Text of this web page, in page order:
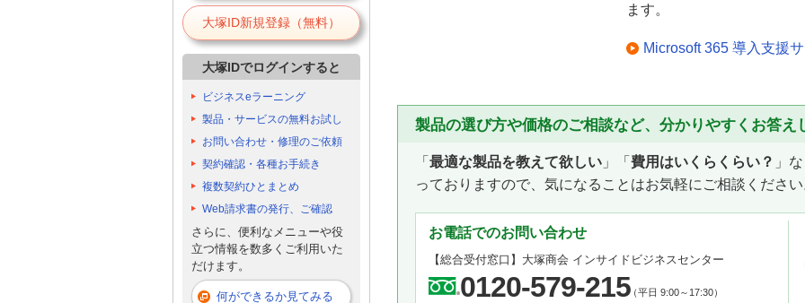
ます。
Microsoft 365 導入支援
製品の選び方や価格のご相談など、分かりやすくお答え
「 最適な製品を教えて欲しい 」「 費用はいくらくらい？ 」
っておりますので、気になることはお気軽にご相談ください
お電話でのお問い合わせ
【総合受付窓口】大塚商会 インサイドビジネスセンター
0120-579-215（平日 9:00～17:30）
大塚ID新規登録（無料）
大塚IDでログインすると
ビジネスeラーニング
製品・サービスの無料お試し
お問い合わせ・修理のご依頼
契約確認・各種お手続き
複数契約ひとまとめ
Web請求書の発行、ご確認
さらに、便利なメニューや役
立つ情報を数多くご利用いた
だけます。
何ができるか見てみる